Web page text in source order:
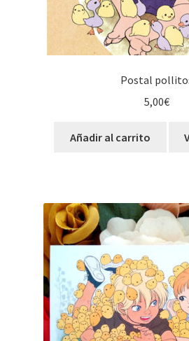
Postal
5,00€
Añadir al carrito